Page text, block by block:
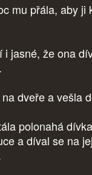
mu přála, aby ji
i jasné, že ona
dveře a vešla
polonahá
a díval se na